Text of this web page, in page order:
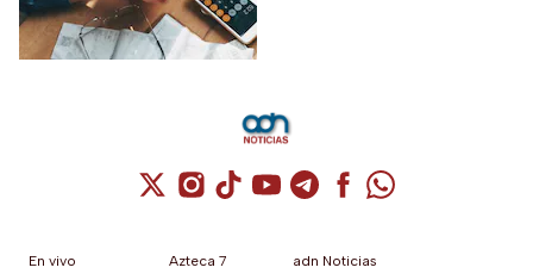
Cuenta de X / Twitter (se abre en una
Cuenta de Instagram (se abre en una
Cuenta de TikTok (se abre en
Cuenta de YouTube (se abre
Cuenta de Telegram (se
Cuenta de
Cuenta de
En vivo
Azteca 7
adn Noticias